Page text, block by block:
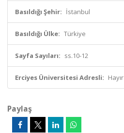
Basıldığı Şehir: İstanbul
Basıldığı Ülke: Türkiye
Sayfa Sayıları: ss.10-12
Erciyes Üniversitesi Adresli: Hayır
Paylaş